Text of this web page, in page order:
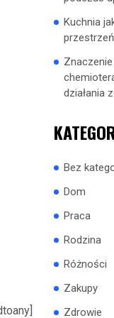
Kuchnia
działania
Bez
Dom
Praca
Rodzina
Różności
Zakupy
Zdrowie